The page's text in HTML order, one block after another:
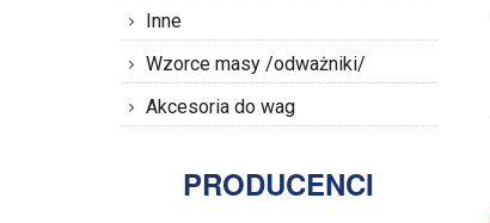
Inne
Wzorce masy /odważniki/
Akcesoria do wag
PRODUCENCI